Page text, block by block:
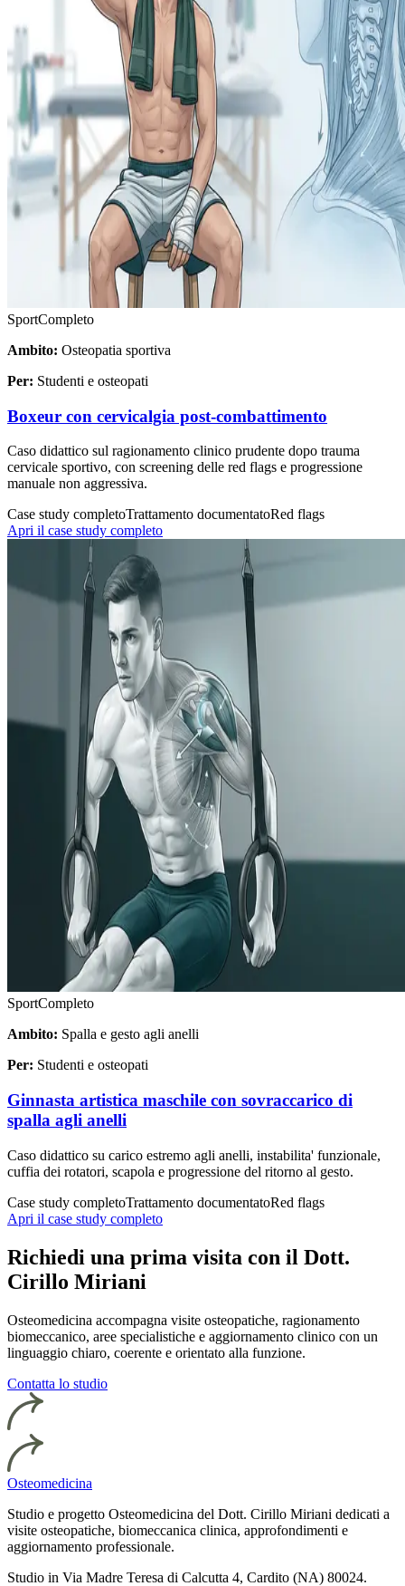
SportCompleto
Ambito: Osteopatia sportiva
Per: Studenti e osteopati
Boxeur con cervicalgia post-combattimento
Caso didattico sul ragionamento clinico prudente dopo trauma
cervicale sportivo, con screening delle red flags e progressione
manuale non aggressiva.
Case study completoTrattamento documentatoRed flags
Apri il case study completo
SportCompleto
Ambito: Spalla e gesto agli anelli
Per: Studenti e osteopati
Ginnasta artistica maschile con sovraccarico di
spalla agli anelli
Caso didattico su carico estremo agli anelli, instabilita' funzionale,
cuffia dei rotatori, scapola e progressione del ritorno al gesto.
Case study completoTrattamento documentatoRed flags
Apri il case study completo
Richiedi una prima visita con il Dott.
Cirillo Miriani
Osteomedicina accompagna visite osteopatiche, ragionamento
biomeccanico, aree specialistiche e aggiornamento clinico con un
linguaggio chiaro, coerente e orientato alla funzione.
Contatta lo studio
Osteomedicina
Studio e progetto Osteomedicina del Dott. Cirillo Miriani dedicati a
visite osteopatiche, biomeccanica clinica, approfondimenti e
aggiornamento professionale.
Studio in Via Madre Teresa di Calcutta 4, Cardito (NA) 80024.